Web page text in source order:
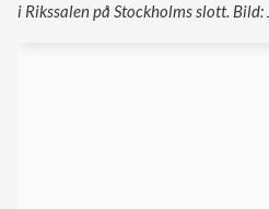
i Rikssalen på Stockholms slott. Bild: